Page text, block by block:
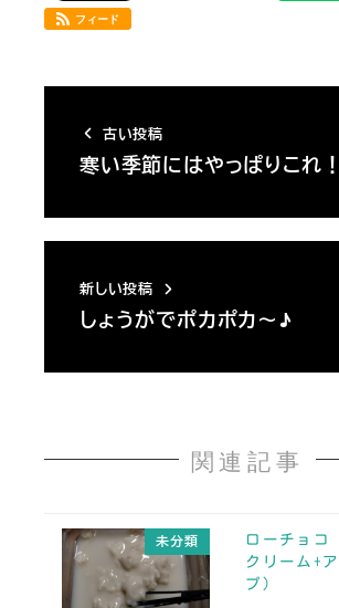
フィード
古い投稿
寒い季節にはやっぱりこれ！
新しい投稿
しょうがでポカポカ～♪
関連記事
未分類
ローチョコ
クリーム+
プ）